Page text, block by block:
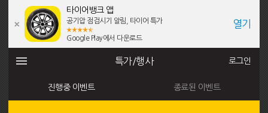
타이어뱅크 앱
공기압 점검시기 알림, 타이어 특가
Google Play에서 다운로드
열기
특가/행사 로그인
진행중 이벤트 종료된 이벤트